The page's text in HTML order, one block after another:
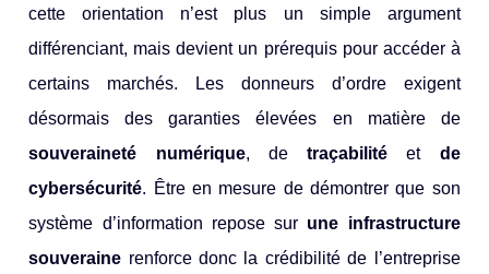
cette orientation n’est plus un simple argument
différenciant, mais devient un prérequis pour accéder à
certains marchés. Les donneurs d’ordre exigent
désormais des garanties élevées en matière de
souveraineté numérique, detraçabilité et de
cybersécurité. Être en mesure de démontrer que son
système d’information repose sur une infrastructure
souveraine renforce donc la crédibilité de l’entreprise